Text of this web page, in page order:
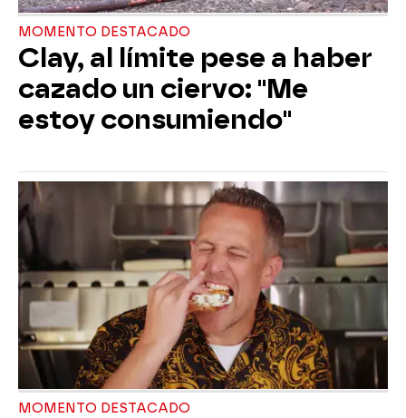
MOMENTO DESTACADO
Clay, al límite pese a haber
cazado un ciervo: "Me
estoy consumiendo"
MOMENTO DESTACADO